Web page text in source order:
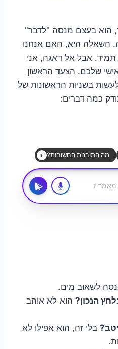
הוא בעצם מנסה "לדבר"
השאלה היא, האם אנחנו
תמיד. אבל אל דאגה, אני
שלכם. הצעד הראשון
בשניות הראשונות של
כמה דברים:
לשאוב מים.
הנכון? הוא לא אוהב
בלי זה, הוא אפילו לא